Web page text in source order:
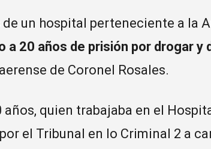
de un hospital perteneciente a la
a 20 años de prisión por drogar y
de Coronel Rosales.
años, quien trabajaba en el
el Tribunal en lo Criminal 2 a